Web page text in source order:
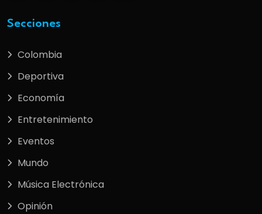
Secciones
Colombia
Deportiva
Economía
Entretenimiento
Eventos
Mundo
Música Electrónica
Opinión